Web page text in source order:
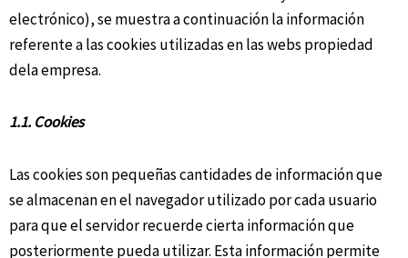
electrónico), se muestra a continuación la información
referente a las cookies utilizadas en las webs propiedad
dela empresa.
1.1. Cookies
Las cookies son pequeñas cantidades de información que
se almacenan en el navegador utilizado por cada usuario
para que el servidor recuerde cierta información que
posteriormente pueda utilizar. Esta información permite